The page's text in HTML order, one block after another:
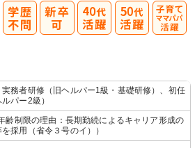
務者研修（旧ヘルパー1級・基礎研修）、初任
パー2級）
齢制限の理由：長期勤続によるキャリア形成の
採用（省令３号のイ））